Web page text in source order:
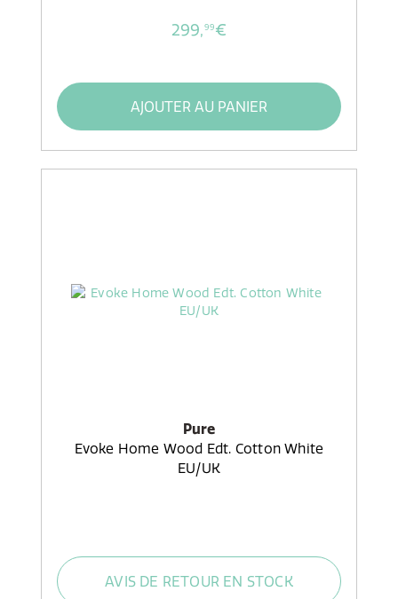
299,99€
AJOUTER AU PANIER
Pure
Evoke Home Wood Edt. Cotton White
EU/UK
AVIS DE RETOUR EN STOCK